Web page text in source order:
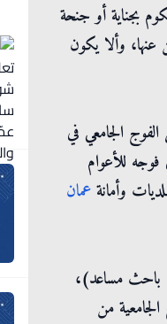
بجناية أو جنحة
عنها، وألا يكون
الجامعي في
للأعوام
وأمانةعمان
باحث مساعد)،
من